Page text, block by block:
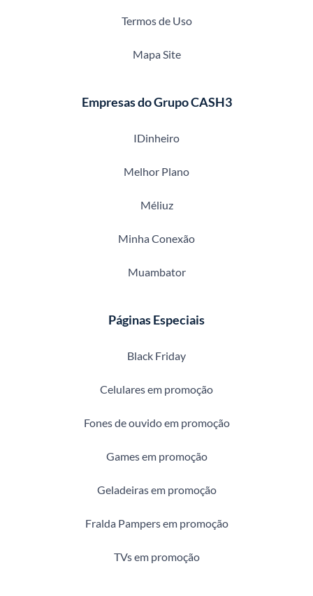
Termos de Uso
Mapa Site
Empresas do Grupo CASH3
IDinheiro
Melhor Plano
Méliuz
Minha Conexão
Muambator
Páginas Especiais
Black Friday
Celulares em promoção
Fones de ouvido em promoção
Games em promoção
Geladeiras em promoção
Fralda Pampers em promoção
TVs em promoção